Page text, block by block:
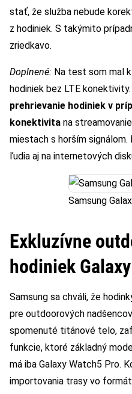
stať, že služba nebude
z hodiniek. S takýmito
zriedkavo.
Doplnené: Na test som mal
hodiniek bez LTE
prehrievanie hodiniek v
konektivita na
miestach s horším
ľudia aj na internetových
Samsung
Exkluzívne
hodiniek
Samsung sa chváli, že
pre outdoorových
spomenuté titánové telo,
funkcie, ktoré základný
má iba Galaxy Watch5 Pro.
importovania trasy vo